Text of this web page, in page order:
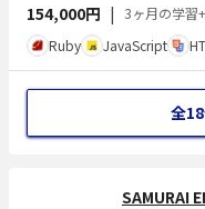
の手厚いキャリアサポートを
154,000円 |
3ヶ月の学習
Ruby
JavaScript
全
SAMURAI